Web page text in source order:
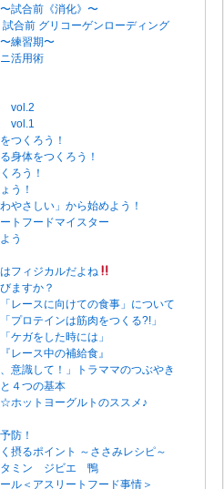
試合前《消化》〜
合前 グリコーゲンローディング
練習期〜
活用術
vol.2
vol.1
つくろう！
身体をつくろう！
ろう！
う！
やさしい」から始めよう！
トフードマイスター
う
フィジカルだよね
ますか？
レースに向けての食事」について
プロテインは筋肉をつくる?!」
ケガをした時には」
レース中の補給食』
意識して！」トラママのつぶやき
４つの基本
ホットヨーグルトのススメ♪
防！
摂るポイント ～ささみレシピ～
タミン ジビエ 鴨
ル＜アスリートフード事情＞